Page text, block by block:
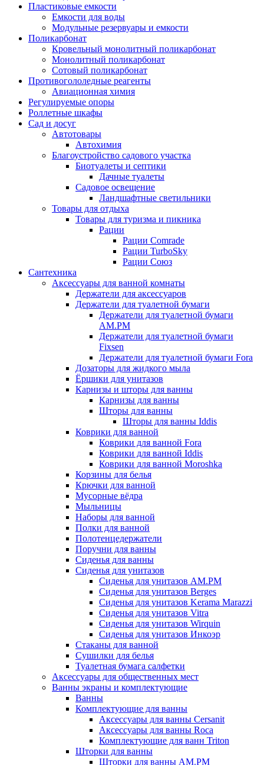
Пластиковые емкости
Емкости для воды
Модульные резервуары и емкости
Поликарбонат
Кровельный монолитный поликарбонат
Монолитный поликарбонат
Сотовый поликарбонат
Противогололедные реагенты
Авиационная химия
Регулируемые опоры
Роллетные шкафы
Сад и досуг
Автотовары
Автохимия
Благоустройство садового участка
Биотуалеты и септики
Дачные туалеты
Садовое освещение
Ландшафтные светильники
Товары для отдыха
Товары для туризма и пикника
Рации
Рации Comrade
Рации TurboSky
Рации Союз
Сантехника
Аксессуары для ванной комнаты
Держатели для аксессуаров
Держатели для туалетной бумаги
Держатели для туалетной бумаги
AM.PM
Держатели для туалетной бумаги
Fixsen
Держатели для туалетной бумаги Fora
Дозаторы для жидкого мыла
Ёршики для унитазов
Карнизы и шторы для ванны
Карнизы для ванны
Шторы для ванны
Шторы для ванны Iddis
Коврики для ванной
Коврики для ванной Fora
Коврики для ванной Iddis
Коврики для ванной Moroshka
Корзины для белья
Крючки для ванной
Мусорные вёдра
Мыльницы
Наборы для ванной
Полки для ванной
Полотенцедержатели
Поручни для ванны
Сиденья для ванны
Сиденья для унитазов
Сиденья для унитазов AM.PM
Сиденья для унитазов Berges
Сиденья для унитазов Kerama Marazzi
Сиденья для унитазов Vitra
Сиденья для унитазов Wirquin
Сиденья для унитазов Инкоэр
Стаканы для ванной
Сушилки для белья
Туалетная бумага салфетки
Аксессуары для общественных мест
Ванны экраны и комплектующие
Ванны
Комплектующие для ванны
Аксессуары для ванны Cersanit
Аксессуары для ванны Roca
Комплектующие для ванн Triton
Шторки для ванны
Шторки для ванны AM.PM